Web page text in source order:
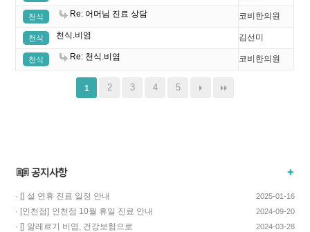
천식 Re: 어머님 진료 상담 코비한의원
천식 천식.비염 김선미
천식 Re: 천식.비염 코비한의원
1 2 3 4 5
· [] 설 연휴 진료 일정 안내 2025-01-16
· [인천점] 인천점 10월 휴일 진료 안내 2024-09-20
· [] 알레르기 비염, 건강보험으로
2024-03-28